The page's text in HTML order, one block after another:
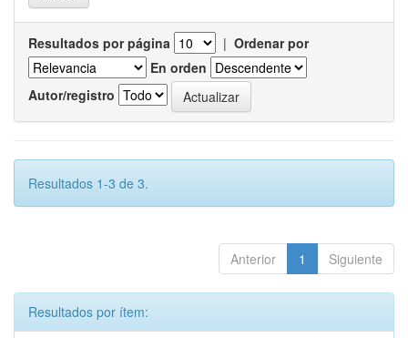
Resultados por página | Ordenar por
En orden
Autor/registro
Resultados 1-3 de 3.
Anterior 1 Siguiente
Resultados por ítem: